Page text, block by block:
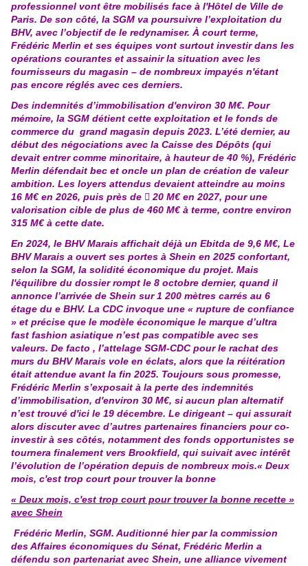
professionnel vont être mobilisés face à l'Hôtel de Ville de
Paris. De son côté, la SGM va poursuivre l’exploitation du
BHV, avec l’objectif de le redynamiser. À court terme,
Frédéric Merlin et ses équipes vont surtout investir dans les
opérations courantes et assainir la situation avec les
fournisseurs du magasin – de nombreux impayés n'étant
pas encore réglés avec ces derniers.
Des indemnités d’immobilisation d'environ 30 M€. Pour
mémoire, la SGM détient cette exploitation et le fonds de
commerce du grand magasin depuis 2023. L’été dernier, au
début des négociations avec la Caisse des Dépôts (qui
devait entrer comme minoritaire, à hauteur de 40 %), Frédéric
Merlin défendait bec et oncle un plan de création de valeur
ambition. Les loyers attendus devaient atteindre au moins
16 M€ en 2026, puis près de  20 M€ en 2027, pour une
valorisation cible de plus de 460 M€ à terme, contre environ
315 M€ à cette date.
En 2024, le BHV Marais affichait déjà un Ebitda de 9,6 M€, Le
BHV Marais a ouvert ses portes à Shein en 2025 confortant,
selon la SGM, la solidité économique du projet. Mais
l'équilibre du dossier rompt le 8 octobre dernier, quand il
annonce l’arrivée de Shein sur 1 200 mètres carrés au 6
étage du e BHV. La CDC invoque une « rupture de confiance
» et précise que le modèle économique le marque d’ultra
fast fashion asiatique n’est pas compatible avec ses
valeurs. De facto , l’attelage SGM-CDC pour le rachat des
murs du BHV Marais vole en éclats, alors que la réitération
était attendue avant la fin 2025. Toujours sous promesse,
Frédéric Merlin s’exposait à la perte des indemnités
d’immobilisation, d'environ 30 M€, si aucun plan alternatif
n’est trouvé d'ici le 19 décembre. Le dirigeant – qui assurait
alors discuter avec d’autres partenaires financiers pour co-
investir à ses côtés, notamment des fonds opportunistes se
tournera finalement vers Brookfield, qui suivait avec intérêt
l’évolution de l’opération depuis de nombreux mois.« Deux
mois, c'est trop court pour trouver la bonne
« Deux mois, c'est trop court pour trouver la bonne recette »
avec Shein
Frédéric Merlin, SGM. Auditionné hier par la commission
des Affaires économiques du Sénat, Frédéric Merlin a
défendu son partenariat avec Shein, une alliance vivement